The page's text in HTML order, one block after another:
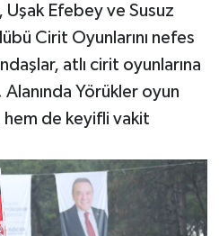
Efebey ve Susuz
Cirit Oyunlarını nefes
atlı cirit oyunlarına
Yörükler oyun
hem de keyifli vakit